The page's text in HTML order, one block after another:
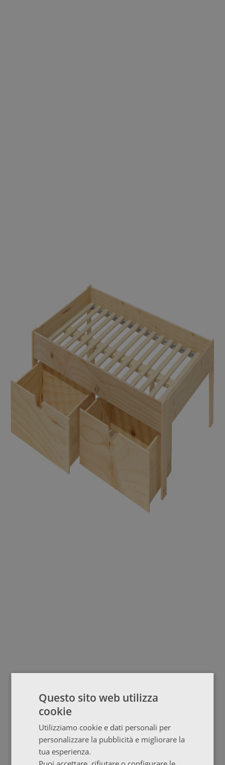
Questo sito web utilizza
cookie
Utilizziamo cookie e dati personali per
personalizzare la pubblicità e migliorare la
tua esperienza.